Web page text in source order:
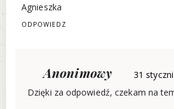
Agnieszka
ODPOWIEDZ
Anonimowy
31
Dzięki za odpowiedź, czekam na